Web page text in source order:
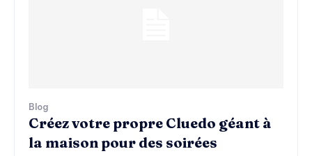
Blog
Créez votre propre Cluedo géant à
la maison pour des soirées